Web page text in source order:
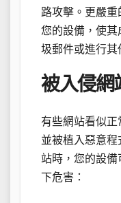
路攻擊。更嚴重
您的設備，使其
圾郵件或進行其
被入侵網
有些網站看似正
並被植入惡意
站時，您的設
下危害：